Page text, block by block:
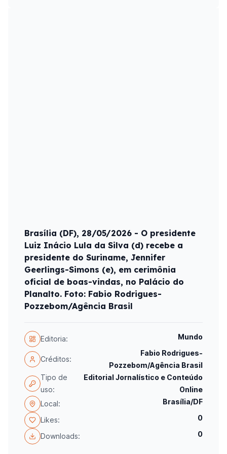
Brasília (DF), 28/05/2026 - O presidente
Luiz Inácio Lula da Silva (d) recebe a
presidente do Suriname, Jennifer
Geerlings-Simons (e), em cerimônia
oficial de boas-vindas, no Palácio do
Planalto. Foto: Fabio Rodrigues-
Pozzebom/Agência Brasil
Editoria: Mundo
Créditos:
Fabio Rodrigues-
Pozzebom/Agência Brasil
Tipo de
uso:
Editorial Jornalístico e Conteúdo
Online
Local:
Brasília/DF
Likes: 0
Downloads: 0